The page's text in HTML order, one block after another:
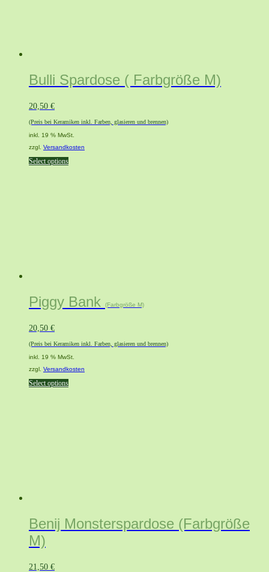
Bulli Spardose ( Farbgröße M)
20,50 €
(Preis bei Keramiken inkl. Farben, glasieren und brennen)
inkl. 19 % MwSt.
zzgl. Versandkosten
Select options
Piggy Bank (Farbgröße M)
20,50 €
(Preis bei Keramiken inkl. Farben, glasieren und brennen)
inkl. 19 % MwSt.
zzgl. Versandkosten
Select options
Benij Monsterspardose (Farbgröße
M)
21,50 €